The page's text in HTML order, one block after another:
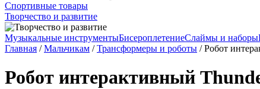
Спортивные товары
Творчество и развитие
Музыкальные инструментыБисероплетениеСлаймы и наборы
Главная /Мальчикам /Трансформеры и роботы / Робот
Робот интерактивный